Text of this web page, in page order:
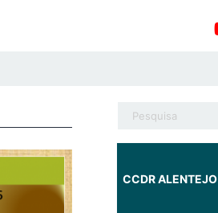
CCDR ALENTEJO